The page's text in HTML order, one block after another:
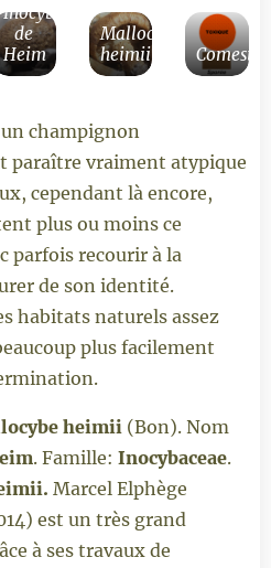
Inocybe
de
Heim
Mallocybe
heimii
champignon
paraître vraiment atypique
cependant là encore,
plus ou moins ce
parfois recourir à la
de son identité.
habitats naturels assez
plus facilement
heimii (Bon). Nom
. Famille: Inocybaceae.
Marcel Elphège
est un très grand
à ses travaux de